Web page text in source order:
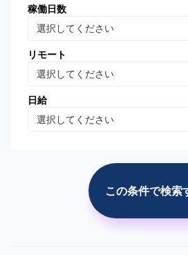
VB.NET
WordPress
市場調査・分析 競
稼働日数
選択してください
リモート
選択してください
日給
選択してください
この条件で検索